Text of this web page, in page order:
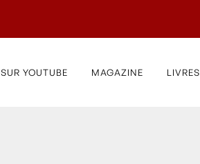
SUR YOUTUBE MAGAZINE LIVRES